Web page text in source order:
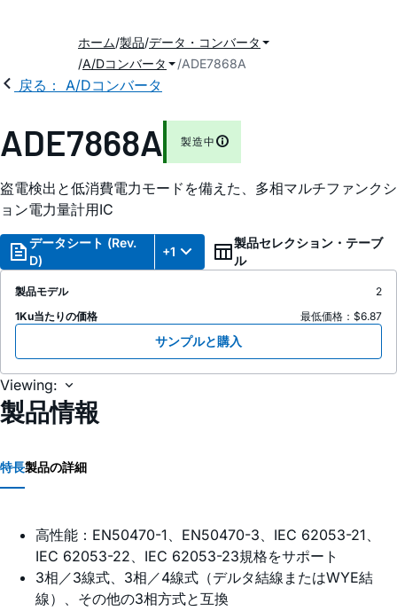
ホーム 製品 データ・コンバータ
A/Dコンバータ
ADE7868A
戻る： A/Dコンバータ
ADE7868A 製造中
盗電検出と低消費電力モードを備えた、多相マルチファンクシ
ョン電力量計用IC
データシート (Rev.
D)
+1
製品セレクション・テーブ
ル
製品モデル
2
1Ku当たりの価格
最低価格：$6.87
サンプルと購入
Viewing:
製品情報
特長製品の詳細
高性能：EN50470-1、EN50470-3、IEC 62053-21、
IEC 62053-22、IEC 62053-23規格をサポート
3相／3線式、3相／4線式（デルタ結線またはWYE結
線）、その他の3相方式と互換